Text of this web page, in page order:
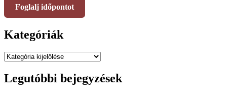
Foglalj időpontot
Kategóriák
Kategóriák
Legutóbbi bejegyzések